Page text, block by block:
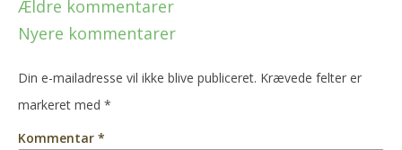
Ældre kommentarer
Nyere kommentarer
Din e-mailadresse vil ikke blive publiceret. Krævede felter er
markeret med *
Kommentar *